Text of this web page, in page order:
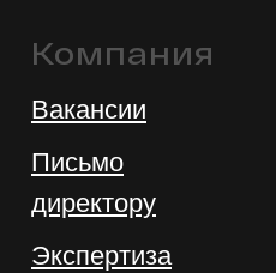
Компания
Вакансии
Письмо
директору
Экспертиза